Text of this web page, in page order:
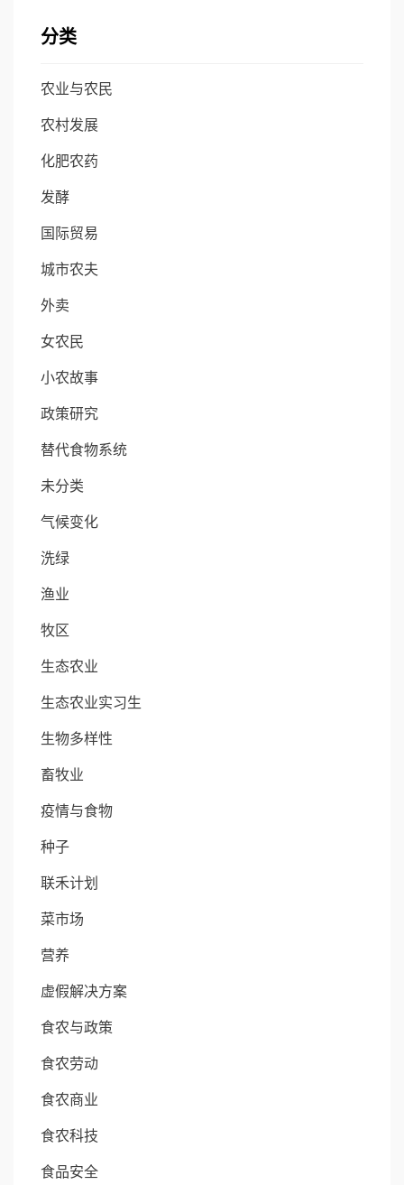
分类
农业与农民
农村发展
化肥农药
发酵
国际贸易
城市农夫
外卖
女农民
小农故事
政策研究
替代食物系统
未分类
气候变化
洗绿
渔业
牧区
生态农业
生态农业实习生
生物多样性
畜牧业
疫情与食物
种子
联禾计划
菜市场
营养
虚假解决方案
食农与政策
食农劳动
食农商业
食农科技
食品安全